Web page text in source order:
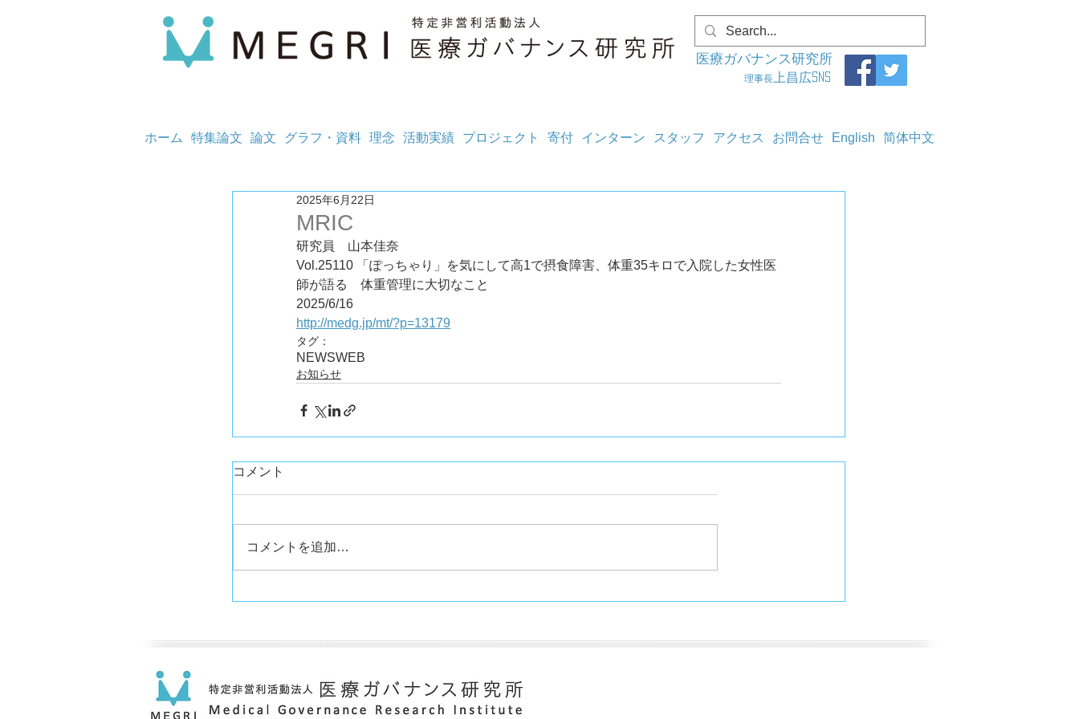
医療ガバナンス研究所
理事長 上昌広SNS
ホーム 特集論文 論文 グラフ・資料 理念 活動実績 プロジェクト 寄付 インターン スタッフ アクセス お問合せ English 简体中文
MRIC
2025年6月22日
研究員　山本佳奈
Vol.25110 「ぽっちゃり」を気にして高1で摂食障害、体重35キロで入院した女性医
師が語る　体重管理に大切なこと
2025/6/16
http://medg.jp/mt/?p=13179
タグ：
NEWSWEB
お知らせ
コメント
コメントを追加…